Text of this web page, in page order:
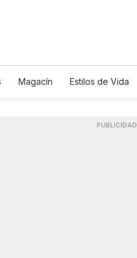
Magacín
Estilos de Vida
PUBLICIDAD